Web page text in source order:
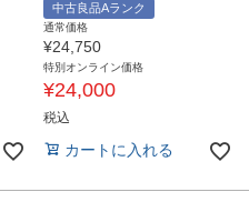
中古良品Aランク
通常価格
¥24,750
特別オンライン価格
¥24,000
税込
カートに入れる